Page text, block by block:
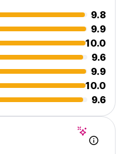
9.8
9.9
10.0
9.6
9.9
10.0
9.6